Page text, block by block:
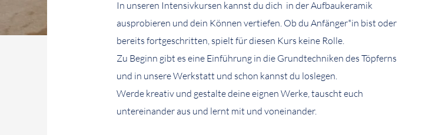
In unseren Intensivkursen kannst du dich in der Aufbaukeramik
ausprobieren und dein Können vertiefen. Ob du Anfänger*in bist oder
bereits fortgeschritten, spielt für diesen Kurs keine Rolle.
Zu Beginn gibt es eine Einführung in die Grundtechniken des Töpferns
und in unsere Werkstatt und schon kannst du loslegen.
Werde kreativ und gestalte deine eignen Werke, tauscht euch
untereinander aus und lernt mit und voneinander.